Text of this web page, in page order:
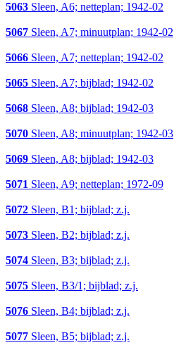
5063 Sleen, A6; netteplan; 1942-02
5067 Sleen, A7; minuutplan; 1942-02
5066 Sleen, A7; netteplan; 1942-02
5065 Sleen, A7; bijblad; 1942-02
5068 Sleen, A8; bijblad; 1942-03
5070 Sleen, A8; minuutplan; 1942-03
5069 Sleen, A8; bijblad; 1942-03
5071 Sleen, A9; netteplan; 1972-09
5072 Sleen, B1; bijblad; z.j.
5073 Sleen, B2; bijblad; z.j.
5074 Sleen, B3; bijblad; z.j.
5075 Sleen, B3/1; bijblad; z.j.
5076 Sleen, B4; bijblad; z.j.
5077 Sleen, B5; bijblad; z.j.